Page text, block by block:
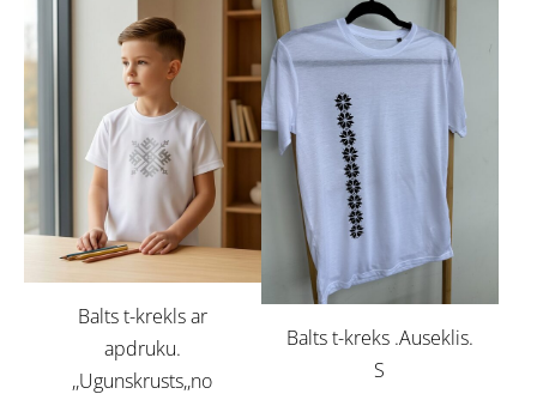
Balts t-krekls ar
apdruku.
,,Ugunskrusts,,no
Balts t-kreks .Auseklis.
S